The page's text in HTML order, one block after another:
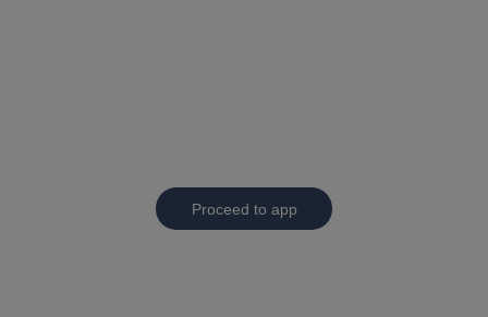
Proceed to app